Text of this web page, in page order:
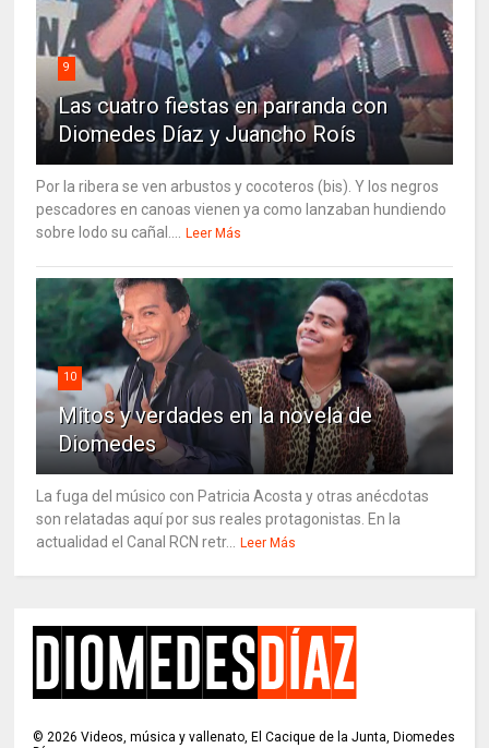
9
Las cuatro fiestas en parranda con
Diomedes Díaz y Juancho Roís
Por la ribera se ven arbustos y cocoteros (bis). Y los negros
pescadores en canoas vienen ya como lanzaban hundiendo
sobre lodo su cañal....
Leer Más
10
Mitos y verdades en la novela de
Diomedes
La fuga del músico con Patricia Acosta y otras anécdotas
son relatadas aquí por sus reales protagonistas. En la
actualidad el Canal RCN retr...
Leer Más
©2026 Videos, música y vallenato, El Cacique de la Junta, Diomedes